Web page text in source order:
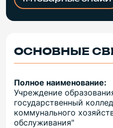
ОСНОВНЫЕ
Полное наименование:
Учреждение
государственный
коммунального
обслуживания"